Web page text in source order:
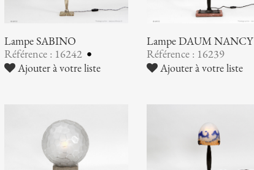
Lampe SABINO
Référence : 16242
Ajouter à votre liste
Lampe DAUM NANCY
Référence : 16239
Ajouter à votre liste